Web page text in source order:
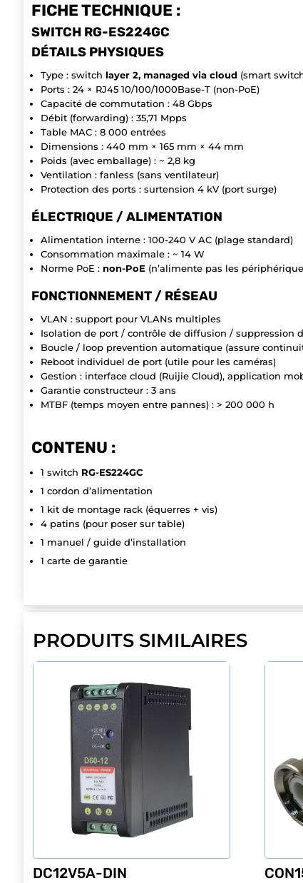
FICHE TECHNIQUE :
SWITCH RG-ES224GC
DÉTAILS PHYSIQUES
Type : switch layer 2, managed via cloud (smart
Ports : 24 × RJ45 10/100/1000Base-T (non-PoE)
Capacité de commutation : 48 Gbps
Débit (forwarding) : 35,71 Mpps
Table MAC : 8 000 entrées
Dimensions : 440 mm × 165 mm × 44 mm
Poids (avec emballage) : ~ 2,8 kg
Ventilation : fanless (sans ventilateur)
Protection des ports : surtension 4 kV (port surge)
ÉLECTRIQUE / ALIMENTATION
Alimentation interne : 100-240 V AC (plage standard)
Consommation maximale : ~ 14 W
Norme PoE : non-PoE (n’alimente pas les
FONCTIONNEMENT / RÉSEAU
VLAN : support pour VLANs multiples
Isolation de port / contrôle de diffusion / suppression
Boucle / loop prevention automatique (assure
Reboot individuel de port (utile pour les caméras)
Gestion : interface cloud (Ruijie Cloud), application
Garantie constructeur : 3 ans
MTBF (temps moyen entre pannes) : > 200 000 h
CONTENU :
1 switch RG-ES224GC
1 cordon d’alimentation
1 kit de montage rack (équerres + vis)
4 patins (pour poser sur table)
1 manuel / guide d’installation
1 carte de garantie
PRODUITS SIMILAIRES
DC12V5A-DIN